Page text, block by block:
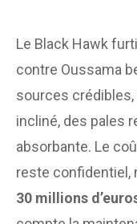
Le Black Hawk
contre Oussama
sources crédibles,
incliné, des pales
absorbante. Le
reste confidentiel,
30 millions